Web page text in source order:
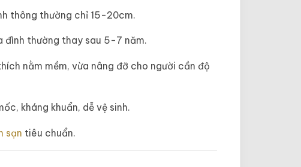
thông thường chỉ 15-20cm.
đình thường thay sau 5-7 năm.
nằm mềm, vừa nâng đỡ cho người cần độ
kháng khuẩn, dễ vệ sinh.
sạn tiêu chuẩn.